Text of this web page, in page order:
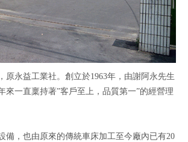
原永益工業社。創立於1963年，由謝阿永先生
來一直稟持著”客戶至上，品質第一”的經營理
備，也由原來的傳統車床加工至今廠內已有20